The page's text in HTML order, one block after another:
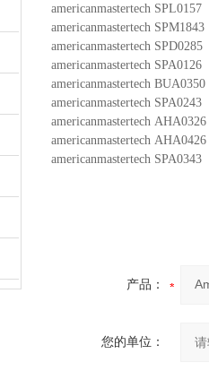
americanmastertech SPL0157
americanmastertech SPM1843
americanmastertech SPD0285
americanmastertech SPA0126
americanmastertech BUA0350
americanmastertech SPA0243
americanmastertech AHA0326
americanmastertech AHA0426
americanmastertech SPA0343
产品：
您的单位：